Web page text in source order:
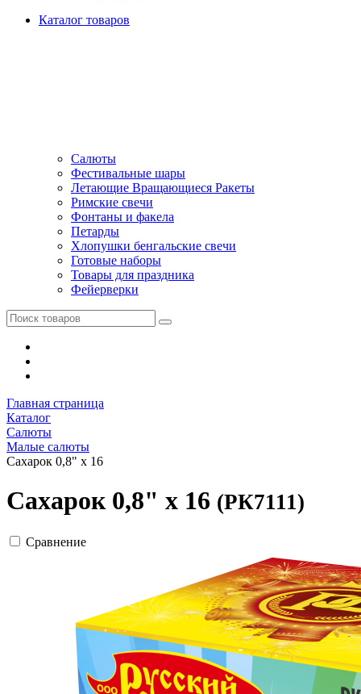
Каталог товаров
Салюты
Фестивальные шары
Летающие Вращающиеся Ракеты
Римские свечи
Фонтаны и факела
Петарды
Хлопушки бенгальские свечи
Готовые наборы
Товары для праздника
Фейерверки
Главная страница
Каталог
Салюты
Малые салюты
Сахарок 0,8" х 16
Сахарок 0,8" х 16 (РК7111)
Сравнение